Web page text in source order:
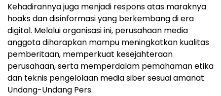
Kehadirannya juga menjadi respons atas maraknya
hoaks dan disinformasi yang berkembang di era
digital. Melalui organisasi ini, perusahaan media
anggota diharapkan mampu meningkatkan kualitas
pemberitaan, memperkuat kesejahteraan
perusahaan, serta memperdalam pemahaman etika
dan teknis pengelolaan media siber sesuai amanat
Undang-Undang Pers.